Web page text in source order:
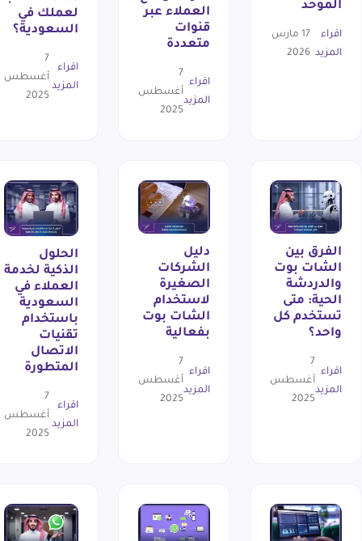
الموحد
اقراء
المزيد
17 مارس
2026
العملاء عبر
قنوات
متعددة
اقراء
المزيد
أغسطس
2025
لعملك في
السعودية؟
اقراء
المزيد
أغسطس
2025
الفرق بين
الشات بوت
والدردشة
الحية: متى
تستخدم كل
واحد؟
اقراء
المزيد
أغسطس
2025
دليل
الشركات
الصغيرة
لاستخدام
الشات بوت
بفعالية
اقراء
المزيد
أغسطس
2025
الحلول
الذكية لخدمة
العملاء في
السعودية
باستخدام
تقنيات
الاتصال
المتطورة
اقراء
المزيد
أغسطس
2025